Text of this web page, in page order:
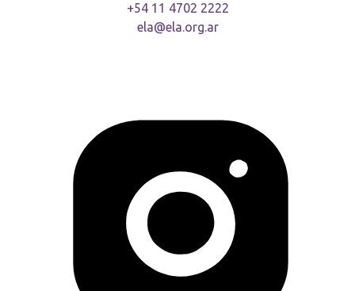
+54 11 4702 2222
ela@ela.org.ar